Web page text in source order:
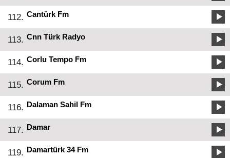
112. Cantürk Fm
113. Cnn Türk Radyo
114. Corlu Tempo Fm
115. Corum Fm
116. Dalaman Sahil Fm
117. Damar
119. Damartürk 34 Fm